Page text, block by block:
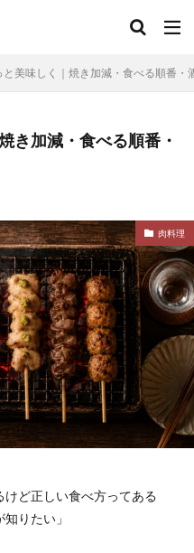
と美味しく｜焼き加減・食べる順番・
き加減・食べる順番・
肉料理
けど正しい食べ方ってある
りたい」